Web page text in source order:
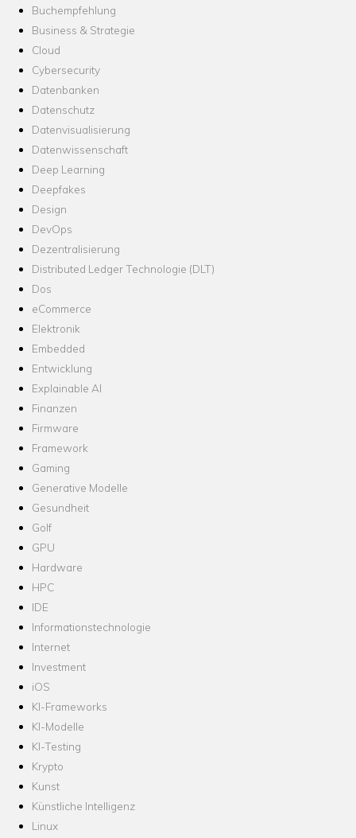
Buchempfehlung
Business & Strategie
Cloud
Cybersecurity
Datenbanken
Datenschutz
Datenvisualisierung
Datenwissenschaft
Deep Learning
Deepfakes
Design
DevOps
Dezentralisierung
Distributed Ledger Technologie (DLT)
Dos
eCommerce
Elektronik
Embedded
Entwicklung
Explainable AI
Finanzen
Firmware
Framework
Gaming
Generative Modelle
Gesundheit
Golf
GPU
Hardware
HPC
IDE
Informationstechnologie
Internet
Investment
iOS
KI-Frameworks
KI-Modelle
KI-Testing
Krypto
Kunst
Künstliche Intelligenz
Linux